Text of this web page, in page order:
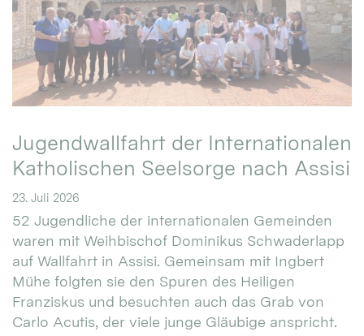
Jugendwallfahrt der Internationalen
Katholischen Seelsorge nach Assisi
23. Juli 2026
52 Jugendliche der internationalen Gemeinden
waren mit Weihbischof Dominikus Schwaderlapp
auf Wallfahrt in Assisi. Gemeinsam mit Ingbert
Mühe folgten sie den Spuren des Heiligen
Franziskus und besuchten auch das Grab von
Carlo Acutis, der viele junge Gläubige anspricht.